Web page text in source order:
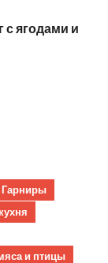
с ягодами и
Гарниры
и птицы